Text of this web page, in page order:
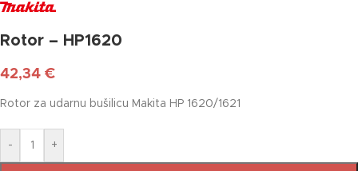
Rotor – HP1620
42,34 €
Rotor za udarnu bušilicu Makita HP 1620/1621
- +